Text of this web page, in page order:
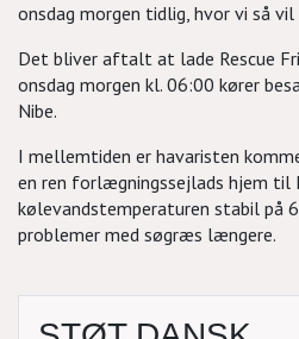
onsdag morgen tidlig, hvor vi så vil
Det bliver aftalt at lade Rescue
onsdag morgen kl. 06:00 kører
Nibe.
I mellemtiden er havaristen
en ren forlægningssejlads hjem til
kølevandstemperaturen stabil på
problemer med søgræs længere.